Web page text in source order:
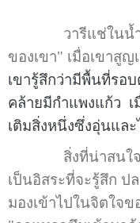
วารีแช่ในน้ำวน
ของเขา" เมื่อเขาสู
เขารู้สึกว่ามีพื้นที่รอ
คล้ายมีกำแพงแก้ว
เติมสิ่งหนึ่งซึ่งอุ่นและ
สิ่งที่น่าสนใจอย่า
เป็นอิสระที่จะรู้สึก ป
มองเข้าไปในจิตใจ